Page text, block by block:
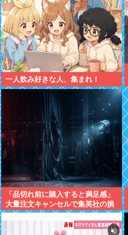
一人飲み好きな人、集まれ！
「品切れ前に購入すると満足感」
大量注文キャンセルで集英社の損
失43億円 業務を妨害した疑いで